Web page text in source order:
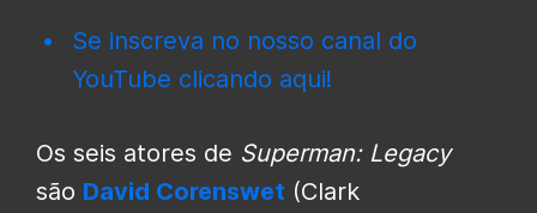
Se inscreva no nosso canal do
YouTube clicando aqui!
Os seis atores de Superman: Legacy
são David Corenswet (Clark